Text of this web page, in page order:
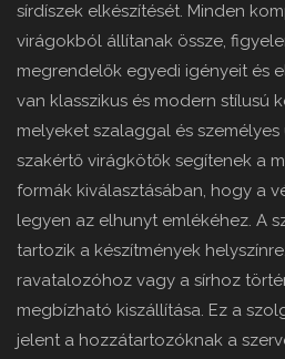
sírdíszek elkészítését. Minden
virágokból állítanak össze,
megrendelők egyedi igényeit és
van klasszikus és modern stílusú
melyeket szalaggal és
szakértő virágkötők segítenek a
formák kiválasztásában, hogy a
legyen az elhunyt emlékéhez. A
tartozik a készítmények
ravatalozóhoz vagy a sírhoz
megbízható kiszállítása. Ez a
jelent a hozzátartozóknak a